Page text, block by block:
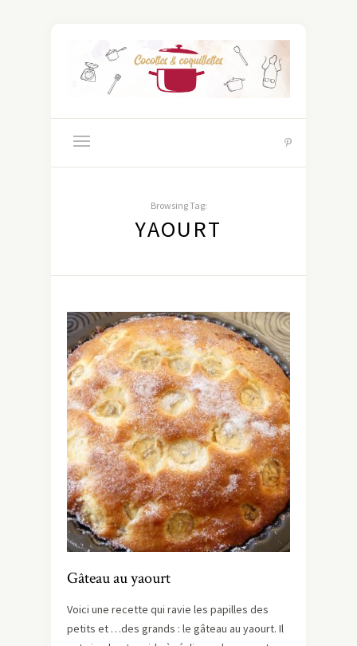
Browsing Tag:
YAOURT
Gâteau au yaourt
Voici une recette qui ravie les papilles des
petits et …des grands : le gâteau au yaourt. Il